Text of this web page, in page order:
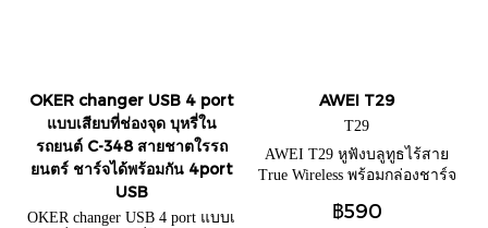
OKER changer USB 4 port
แบบเสียบที่ช่องจุด บุหรี่ใน
รถยนต์ C-348 สายชาตใรรถ
ยนตร์ ชาร์จได้พร้อมกัน 4port
USB
OKER changer USB 4 port แบบเ
AWEI T29
T29
AWEI T29 หูฟังบลูทูธไร้สาย
True Wireless พร้อมกล่องชาร์จ
฿590